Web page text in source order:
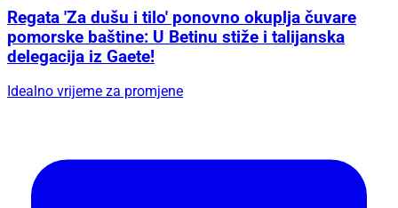
Regata 'Za dušu i tilo' ponovno okuplja čuvare
pomorske baštine: U Betinu stiže i talijanska
delegacija iz Gaete!
Idealno vrijeme za promjene